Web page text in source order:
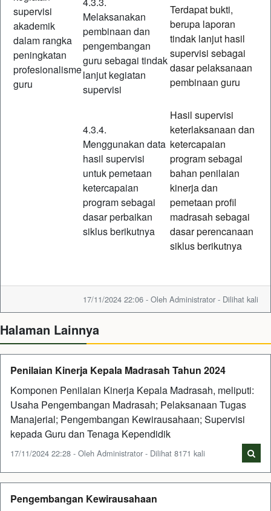
supervisi
akademik
dalam rangka
peningkatan
profesionalisme
guru
Melaksanakan
pembinaan dan
pengembangan
guru sebagai tindak
lanjut kegiatan
supervisi
Terdapat bukti,
berupa laporan
tindak lanjut hasil
supervisi sebagai
dasar pelaksanaan
pembinaan guru
4.3.4.
Menggunakan data
hasil supervisi
untuk pemetaan
ketercapaian
program sebagai
dasar perbaikan
siklus berikutnya
Hasil supervisi
keterlaksanaan dan
ketercapaian
program sebagai
bahan penilaian
kinerja dan
pemetaan profil
madrasah sebagai
dasar perencanaan
siklus berikutnya
17/11/2024 22:06 - Oleh Administrator - Dilihat kali
Halaman Lainnya
Penilaian Kinerja Kepala Madrasah Tahun 2024
Komponen Penilaian Kinerja Kepala Madrasah, meliputi:
Usaha Pengembangan Madrasah; Pelaksanaan Tugas
Manajerial; Pengembangan Kewirausahaan; Supervisi
kepada Guru dan Tenaga Kependidik
17/11/2024 22:28 - Oleh Administrator - Dilihat 8171 kali
Pengembangan Kewirausahaan